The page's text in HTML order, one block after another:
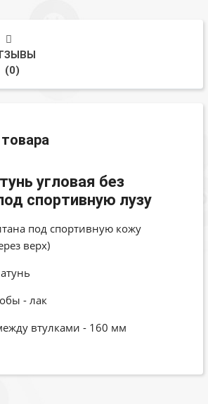
(0)
угловая без
спортивную лузу
под спортивную кожу
верх)
- лак
втулками - 160 мм